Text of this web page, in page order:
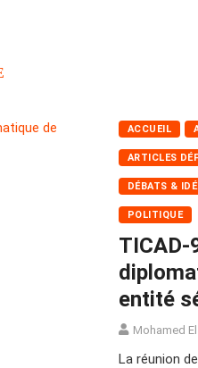
ACCUEIL
ARTICLES
DÉBATS &
POLITIQUE
TICAD-
entité
Mohamed
La réunion